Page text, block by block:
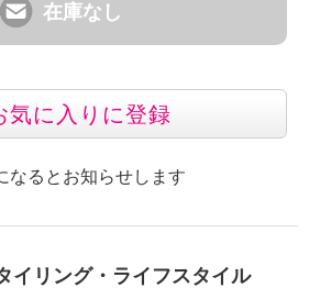
在庫なし
気に入りに登録
なるとお知らせします
イリング・ライフスタイル